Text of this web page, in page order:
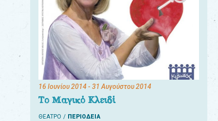
16 Ιουνίου 2014- 31 Αυγούστου 2014
Το Μαγικό Κλειδί
ΘΕΑΤΡΟ ΠΕΡΙΟΔΕΙΑ